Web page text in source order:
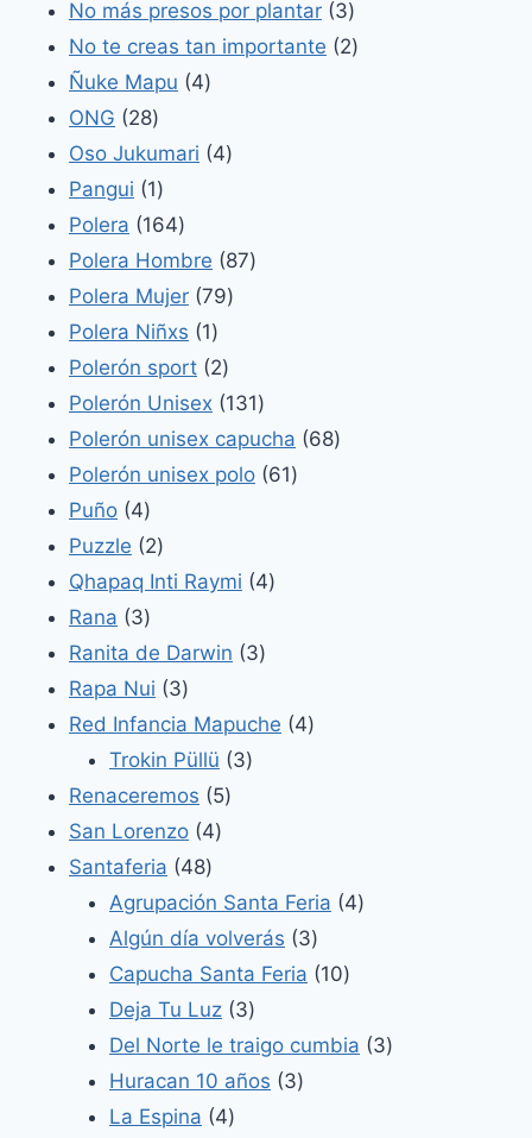
productos
No más presos por plantar 33
productos
No te creas tan importante 22
Ñuke Mapu 44
ONG 2828
productos
Oso Jukumari 44
Pangui 11
producto
Polera 164164
productos
Polera Hombre 8787
Polera Mujer 7979
Polera Niñxs 11
producto
Polerón sport 22
productos
Polerón Unisex 131131
productos
Polerón unisex capucha 6868
Polerón unisex polo 6161
Puño 44
productos
Puzzle 22
productos
Qhapaq Inti Raymi 44
Rana 33
productos
Ranita de Darwin 33
Rapa Nui 33
productos
Red Infancia Mapuche 44
Trokin Püllü 33
Renaceremos 55
San Lorenzo 44
Santaferia 4848
productos
Agrupación Santa Feria 44
Algún día volverás 33
productos
Capucha Santa Feria 1010
Deja Tu Luz 33
productos
Del Norte le traigo cumbia 33
Huracan 10 años 33
La Espina 44